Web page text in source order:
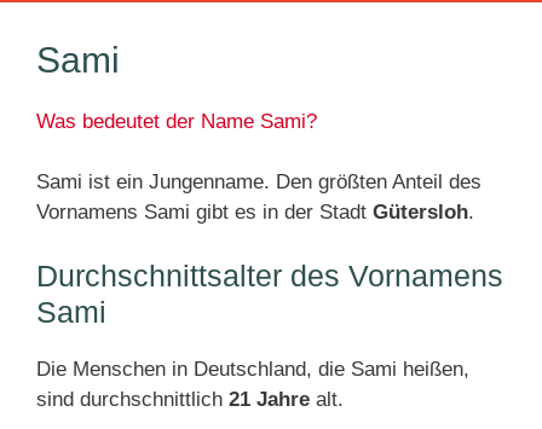
Sami
Was bedeutet der Name Sami?
Sami ist ein Jungenname. Den größten Anteil des
Vornamens Sami gibt es in der Stadt Gütersloh.
Durchschnittsalter des Vornamens
Sami
Die Menschen in Deutschland, die Sami heißen,
sind durchschnittlich 21 Jahre alt.